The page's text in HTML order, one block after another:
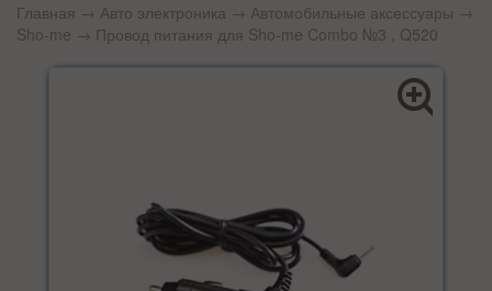
Главная → Авто электроника → Автомобильные аксессуары →
Sho-me → Провод питания для Sho-me Combo №3 , Q520